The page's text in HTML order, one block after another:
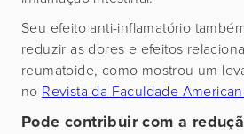
Seu efeito anti-inflamatório
reduzir as dores e efeitos
reumatoide, como mostrou um
no Revista da Faculdade
Pode contribuir com a